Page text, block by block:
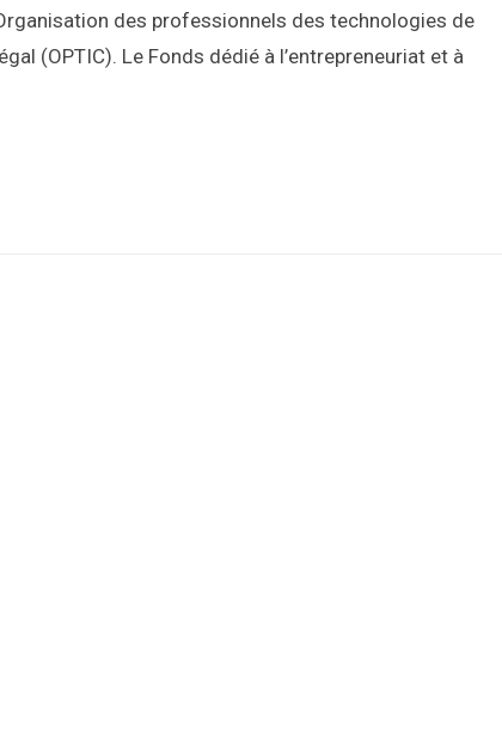
des professionnels des technologies de
(OPTIC). Le Fonds dédié à l’entrepreneuriat et à